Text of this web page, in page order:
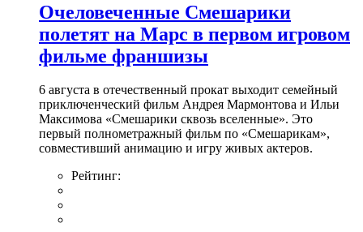
Очеловеченные Смешарики
полетят на Марс в первом игровом
фильме франшизы
6 августа в отечественный прокат выходит семейный
приключенческий фильм Андрея Мармонтова и Ильи
Максимова «Смешарики сквозь вселенные». Это
первый полнометражный фильм по «Смешарикам»,
совместивший анимацию и игру живых актеров.
Рейтинг: